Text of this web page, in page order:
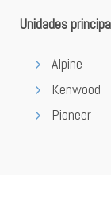
Unidades
Alpine
Kenwood
Pioneer